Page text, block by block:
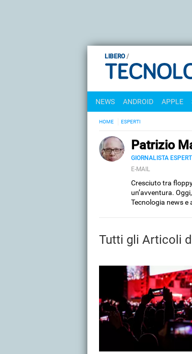
LIBERO
NEWS ANDROID APPLE
HOME ESPERTI
Patrizio
GIORNALISTA
E-MAIL
Cresciuto tra
un’avventura.
Tecnologia news
Tutti gli Articoli